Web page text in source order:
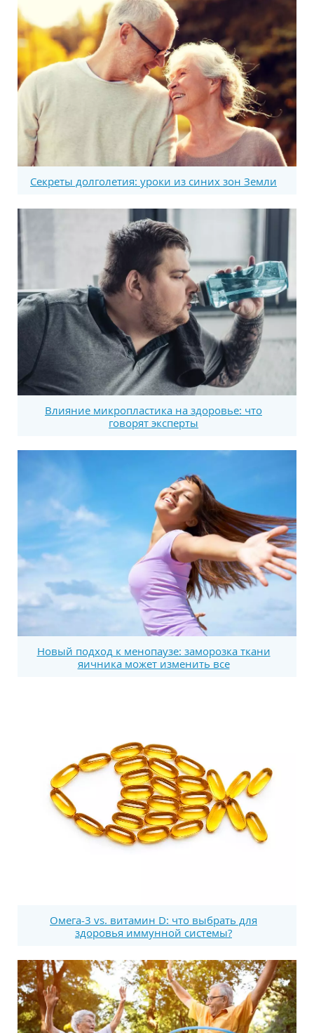
Секреты долголетия: уроки из синих зон Земли
Влияние микропластика на здоровье: что
говорят эксперты
Новый подход к менопаузе: заморозка ткани
яичника может изменить все
Омега-3 vs. витамин D: что выбрать для
здоровья иммунной системы?